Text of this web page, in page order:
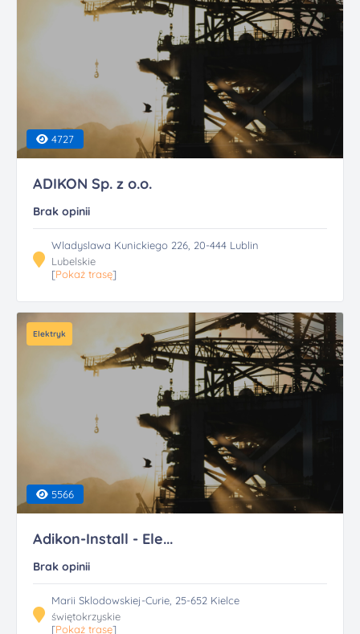
4727
ADIKON Sp. z o.o.
Brak opinii
Wladyslawa Kunickiego 226, 20-444 Lublin
Lubelskie
[Pokaż trasę]
Elektryk
5566
Adikon-Install - Ele...
Brak opinii
Marii Sklodowskiej-Curie, 25-652 Kielce
świętokrzyskie
[Pokaż trasę]